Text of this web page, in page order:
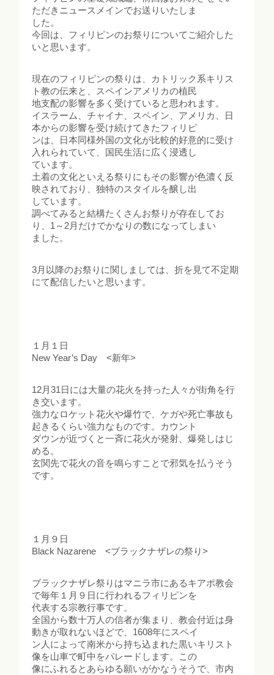
ただきニュースメインでお送りいたしま
した。
今回は、フィリピンのお祭りについてご紹介した
いと思います。
現在のフィリピンの祭りは、カトリック系キリス
ト教の伝来と、スペインアメリカの植民
地支配の影響を多く受けていると思われます。
イスラーム、チャイナ、スペイン、アメリカ、日
本からの影響を受け続けてきたフィリピ
ンは、日本同様外国の文化が比較的好意的に受け
入れられていて、国民生活に広く浸透し
ています。
土着の文化といえる祭りにもその影響が色濃く反
映されており、独特のスタイルを醸し出
しています。
調べてみると結構たくさんお祭りが存在してお
り、1～2月だけでかなりの数になってしまい
ました。
3月以降のお祭りに関しましては、折を見て不定期
にて配信したいと思います。
１月１日
New Year’s Day <新年>
12月31日には大量の花火を持った人々が街角を行
き交います。
強力なロケット花火や爆竹で、ケガや死亡事故も
起きるくらい強力なものです。カウント
ダウンが近づくと一斉に花火が発射、爆発しはじ
める。
玄関先で花火の音を鳴らすことで邪気を払うそう
です。
１月９日
Black Nazarene <ブラックナザレの祭り>
ブラックナザレ祭りはマニラ市にあるキアポ教会
で毎年１月９日に行われるフィリピンを
代表する宗教行事です。
全国から数十万人の信者が集まり、教会付近は身
動きが取れないほどで、1608年にスペイ
ン人によって南米から持ち込まれた黒いキリスト
像を山車で町中をパレードします。この
像にふれるとあらゆる願いがかなうそうで、市内